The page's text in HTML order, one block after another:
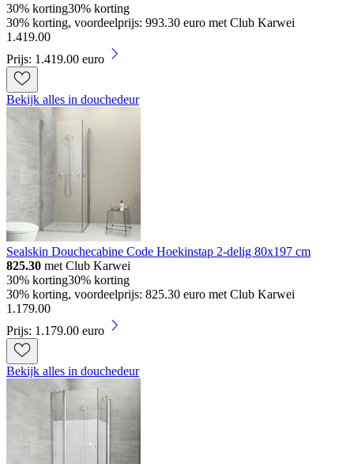
30% korting30% korting
30% korting, voordeelprijs: 993.30 euro met Club Karwei
1 .419.00
Prijs: 1.419.00 euro
Bekijk alles in douchedeur
Sealskin Douchecabine Code Hoekinstap 2-delig 80x197 cm
825.30 met Club Karwei
30% korting30% korting
30% korting, voordeelprijs: 825.30 euro met Club Karwei
1 .179.00
Prijs: 1.179.00 euro
Bekijk alles in douchedeur